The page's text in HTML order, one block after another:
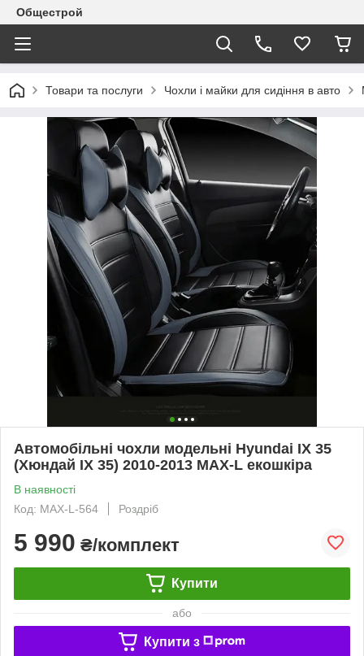
Общестрой
Товари та послуги Чохли і майки для сидіння в авто
Автомобільні чохли модельні Hyundai IX 35
(Хюндай ІХ 35) 2010-2013 MAX-L екошкіра
В наявності
Код: MAX-L-564
Роздріб
5 990 ₴/комплект
Купити
або
Купити з